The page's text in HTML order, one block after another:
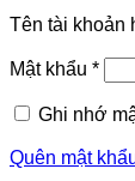
Tên tài khoản
Mật khẩu *
Ghi nhớ
Quên mật